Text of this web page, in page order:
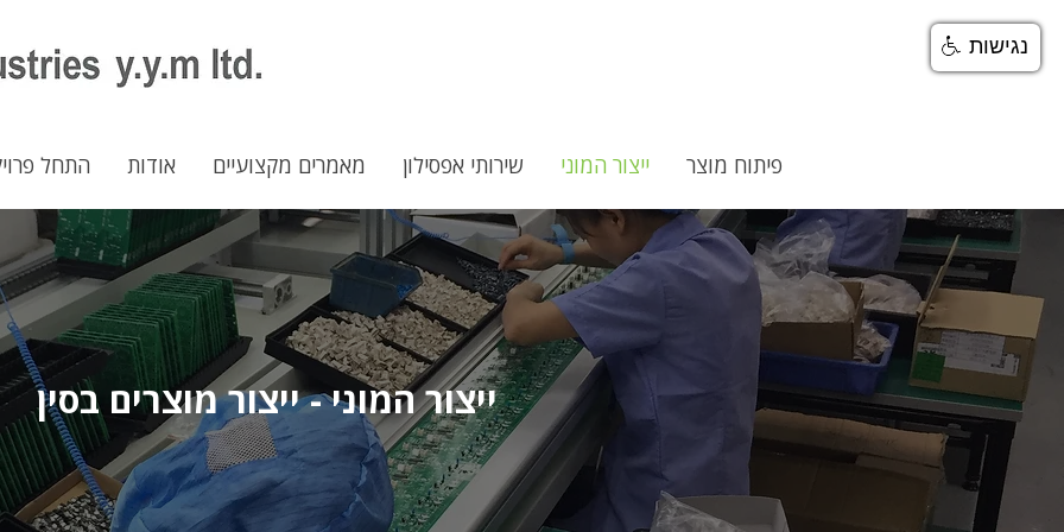
פיתוח מוצר ייצור המוני שירותי אפסילון מאמרים מקצועיים אודות התחל
ייצור המוני - ייצור מוצרים בסין
נגישות